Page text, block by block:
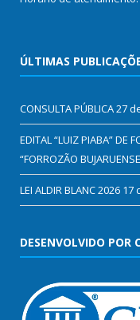
ÚLTIMAS
CONSULTA PÚBLICA27
EDITAL “LUIZ PIABA” DE
“FORROZÃO
LEI ALDIR BLANC 2026 17
DESENVOLVIDO POR